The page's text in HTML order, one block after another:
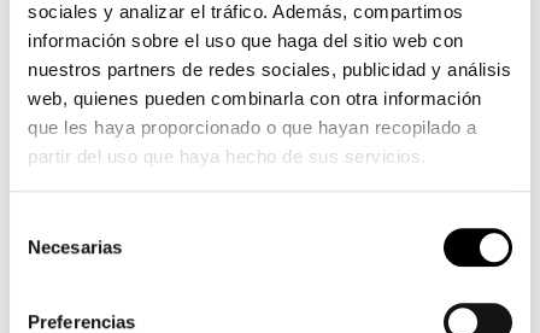
sociales y analizar el tráfico. Además, compartimos
información sobre el uso que haga del sitio web con
nuestros partners de redes sociales, publicidad y análisis
web, quienes pueden combinarla con otra información
que les haya proporcionado o que hayan recopilado a
partir del uso que haya hecho de sus servicios.
Necesarias
Preferencias